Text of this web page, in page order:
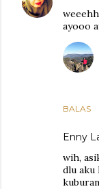
ayooo
BALAS
Enny
wih,
dlu aku